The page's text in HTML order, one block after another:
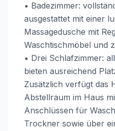
• Badezimmer:
ausgestattet mit einer
Massagedusche mit
Waschtischmöbel und
• Drei Schlafzimmer:
bieten ausreichend
Zusätzlich verfügt das
Abstellraum im Haus
Anschlüssen für
Trockner sowie über